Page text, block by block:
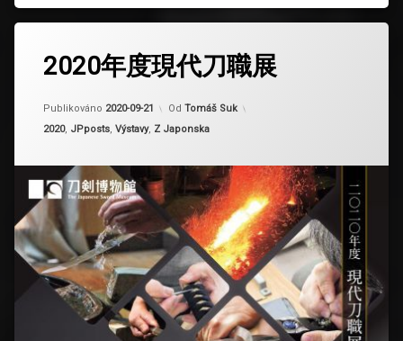
2020年度現代刀職展
Publikováno 2020-09-21
Aktualizováno
Od Tomáš Suk
Kategorie:
2020, JPposts, Výstavy, Z Japonska